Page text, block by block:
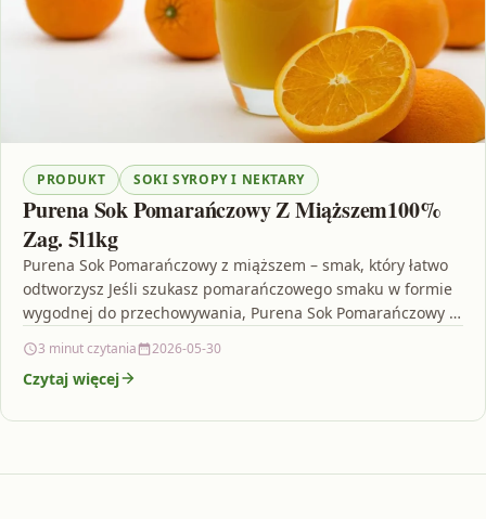
PRODUKT SOKI SYROPY I NEKTARY
Purena Sok Pomarańczowy Z Miąższem100%
Zag. 5l1kg
Purena Sok Pomarańczowy z miąższem – smak, który łatwo
odtworzysz Jeśli szukasz pomarańczowego smaku w formie
wygodnej do przechowywania, Purena Sok Pomarańczowy Z
3 minut czytania 2026-05-30
Czytaj więcej